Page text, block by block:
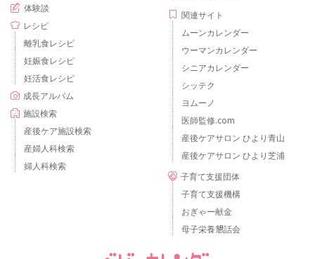
体験談
レシピ
離乳食レシピ
妊娠食レシピ
妊活食レシピ
成長アルバム
施設検索
産後ケア施設検索
産婦人科検索
婦人科検索
関連サイト
ムーンカレンダー
ウーマンカレンダー
シニアカレンダー
シッテク
ヨムーノ
医師監修.com
産後ケアサロン ひより青山
産後ケアサロン ひより芝浦
子育て支援団体
子育て支援機構
おぎゃー献金
母子栄養懇話会